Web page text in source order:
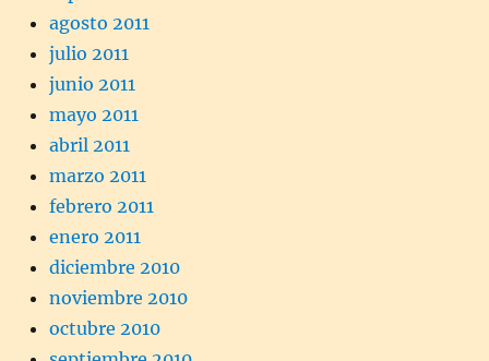
agosto 2011
julio 2011
junio 2011
mayo 2011
abril 2011
marzo 2011
febrero 2011
enero 2011
diciembre 2010
noviembre 2010
octubre 2010